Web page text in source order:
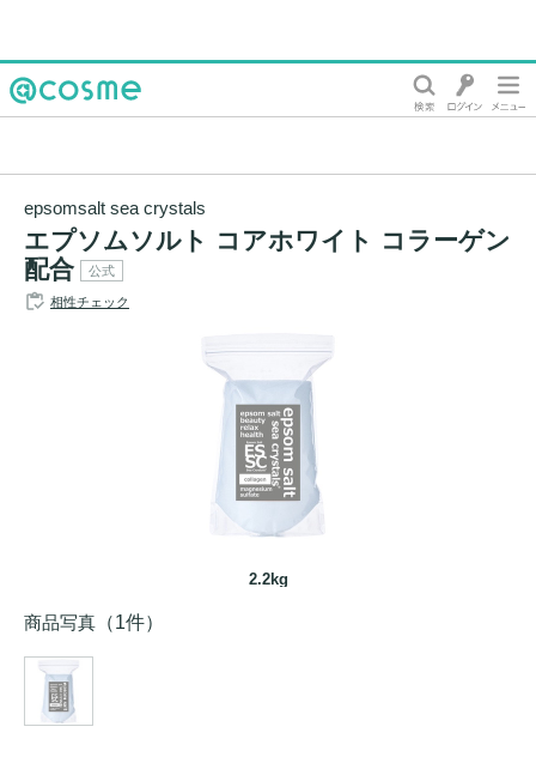
epsomsalt sea crystals
エプソムソルト コアホワイト コラーゲン
配合
公式
相性チェック
2.2kg
商品写真 （1件）